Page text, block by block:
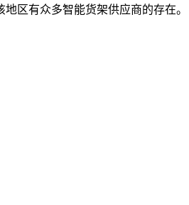
区有众多智能货架供应商的存在。